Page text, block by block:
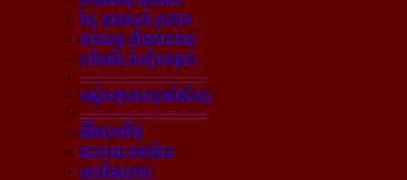
វិទ្យុ ទូរទស្សន៍ រូបភាព
ភាពយន្ដ ផ្ទាំងសំពត់ស
ប្រពៃណី ទំនៀមទម្លាប់
----------------------------
បណ្ដុំអត្ថបទវប្បធម៌សិល្បៈ
----------------------------
ជីវិតប្រចាំថ្ងៃ
សុខភាព អនាម័យ
សោភ័ណភាព